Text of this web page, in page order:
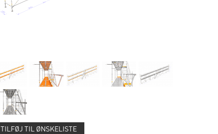
TILFØJ TIL ØNSKELISTE